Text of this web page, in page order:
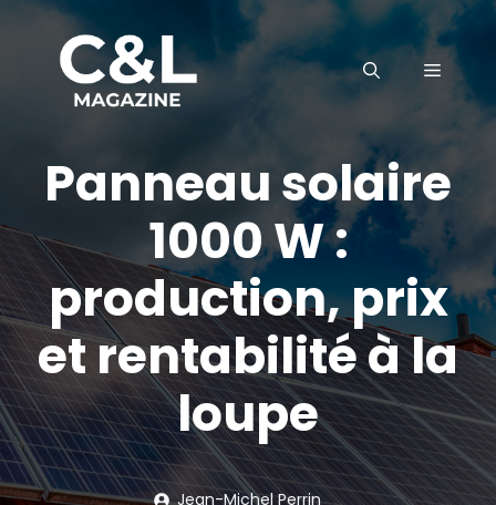
Aller
contenu
MENU
Panneau solaire
1000 W :
production, prix
et rentabilité à la
loupe
Jean-Michel Perrin